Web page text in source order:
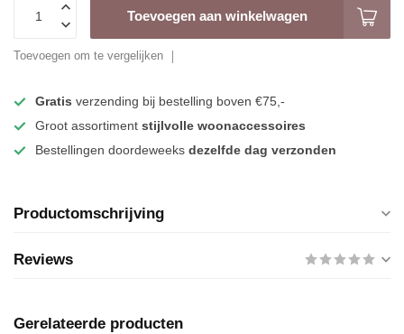
Toevoegen aan winkelwagen
Toevoegen om te vergelijken
Gratis verzending bij bestelling boven €75,-
Groot assortiment stijlvolle woonaccessoires
Bestellingen doordeweeks dezelfde dag verzonden
Productomschrijving
Reviews
Gerelateerde producten